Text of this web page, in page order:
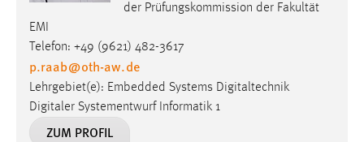
der Prüfungskommission der Fakultät
EMI
Telefon: +49 (9621) 482-3617
p.raab@oth-aw.de
Lehrgebiet(e): Embedded Systems Digitaltechnik
Digitaler Systementwurf Informatik 1
ZUM PROFIL